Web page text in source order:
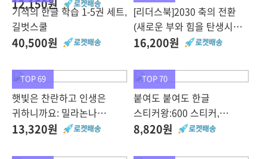
12,150원
기적의 한글 학습 1-5권 세트,
길벗스쿨
40,500원
[리더스북]2030 축의 전환
(새로운 부와 힘을 탄생시킬
8가지 거대한 물결, 리더스북
16,200원
TOP 69
햇빛은 찬란하고 인생은
귀하니까요: 밀라논나
이야기, 김영사, 장명숙
13,320원
TOP 70
붙여도 붙여도 한글
스티커왕:600 스티커,
삼성출판사
8,820원